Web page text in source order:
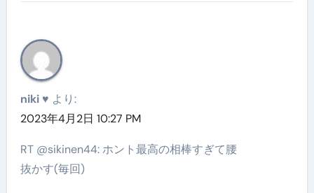
niki ♥︎ より:
2023年4月2日 10:27 PM
RT @sikinen44: ホント最高の相棒すぎて腰
抜かす(毎回)